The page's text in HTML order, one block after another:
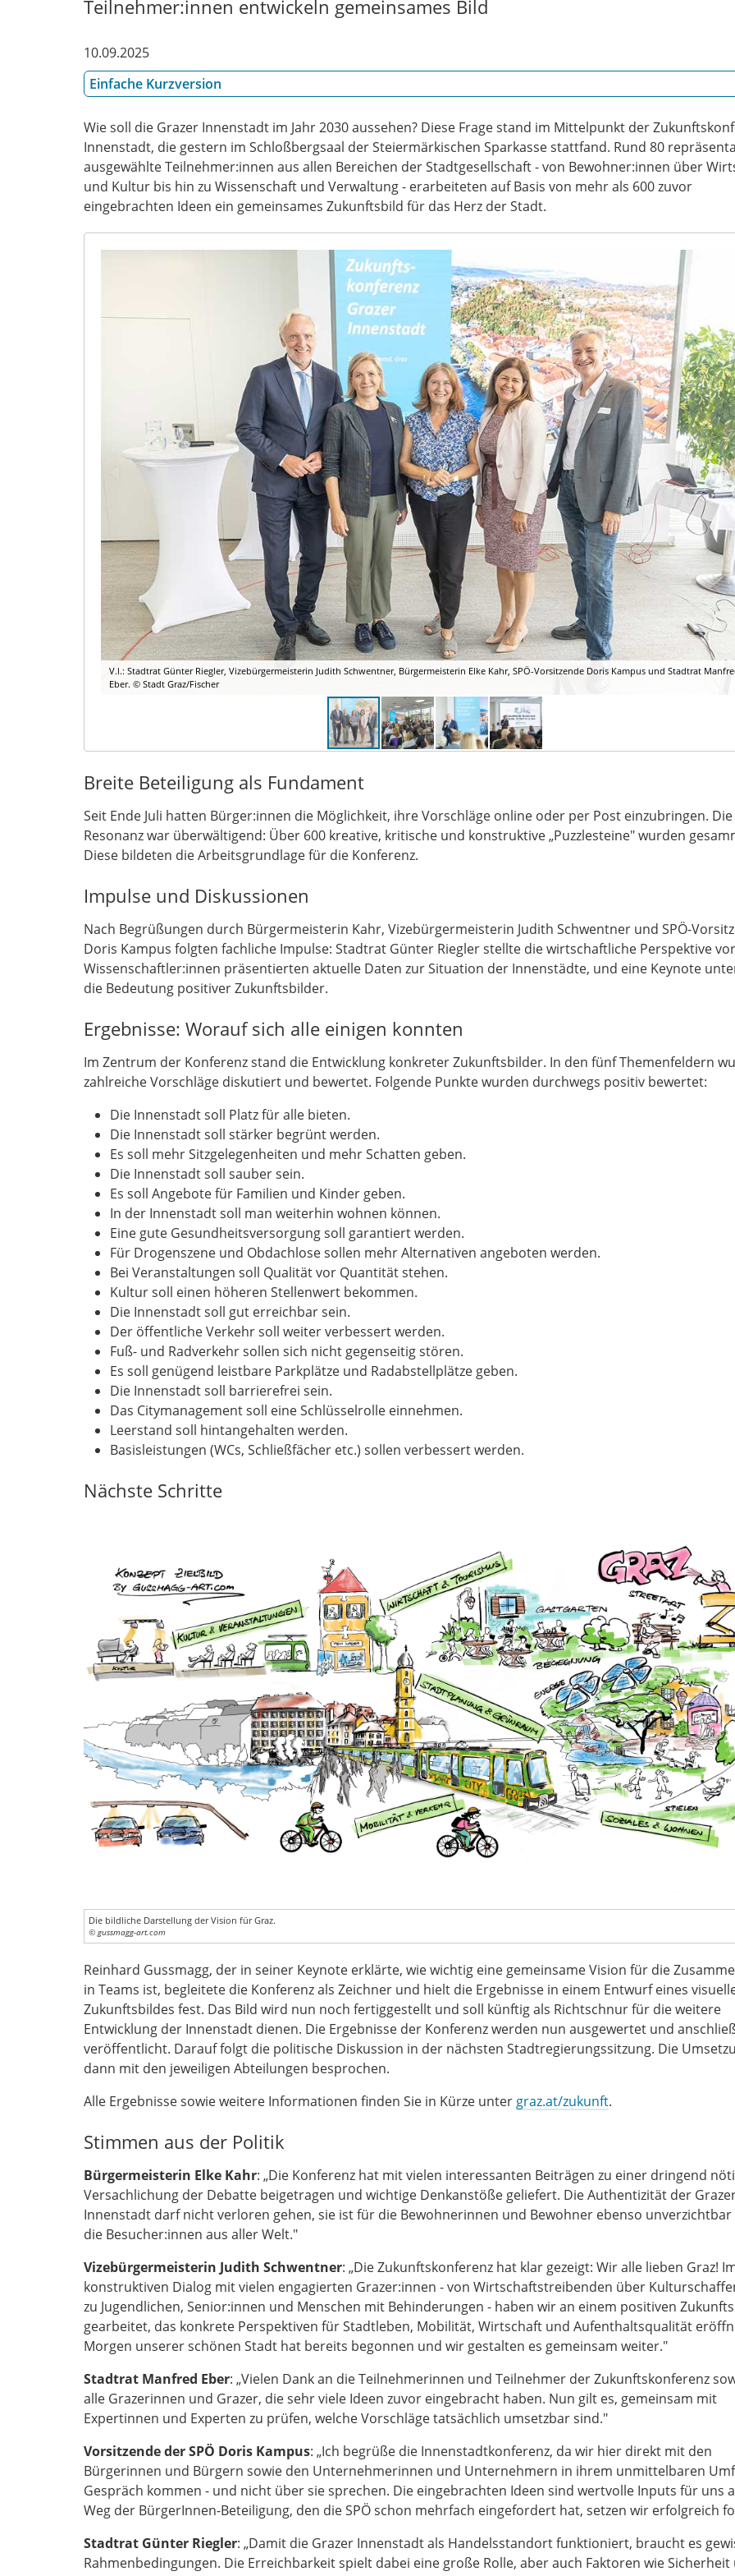
Teilnehmer:innen entwickeln gemeinsames Bild
10.09.2025
Einfache Kurzversion
Wie soll die Grazer Innenstadt im Jahr 2030 aussehen? Diese Frage stand im Mittelpunkt der
Innenstadt, die gestern im Schloßbergsaal der Steiermärkischen Sparkasse stattfand. Rund 80
ausgewählte Teilnehmer:innen aus allen Bereichen der Stadtgesellschaft - von Bewohner:innen über
und Kultur bis hin zu Wissenschaft und Verwaltung - erarbeiteten auf Basis von mehr als 600 zuvor
eingebrachten Ideen ein gemeinsames Zukunftsbild für das Herz der Stadt.
V.l.: Stadtrat Günter Riegler, Vizebürgermeisterin Judith Schwentner, Bürgermeisterin Elke Kahr, SPÖ-Vorsitzende Doris Kampus und Stadtrat
Eber. © Stadt Graz/Fischer
Breite Beteiligung als Fundament
Seit Ende Juli hatten Bürger:innen die Möglichkeit, ihre Vorschläge online oder per Post einzubringen. Die
Resonanz war überwältigend: Über 600 kreative, kritische und konstruktive „Puzzlesteine" wurden
Diese bildeten die Arbeitsgrundlage für die Konferenz.
Impulse und Diskussionen
Nach Begrüßungen durch Bürgermeisterin Kahr, Vizebürgermeisterin Judith Schwentner und SPÖ-
Doris Kampus folgten fachliche Impulse: Stadtrat Günter Riegler stellte die wirtschaftliche Perspektive
Wissenschaftler:innen präsentierten aktuelle Daten zur Situation der Innenstädte, und eine Keynote
die Bedeutung positiver Zukunftsbilder.
Ergebnisse: Worauf sich alle einigen konnten
Im Zentrum der Konferenz stand die Entwicklung konkreter Zukunftsbilder. In den fünf Themenfeldern
zahlreiche Vorschläge diskutiert und bewertet. Folgende Punkte wurden durchwegs positiv bewertet:
Die Innenstadt soll Platz für alle bieten.
Die Innenstadt soll stärker begrünt werden.
Es soll mehr Sitzgelegenheiten und mehr Schatten geben.
Die Innenstadt soll sauber sein.
Es soll Angebote für Familien und Kinder geben.
In der Innenstadt soll man weiterhin wohnen können.
Eine gute Gesundheitsversorgung soll garantiert werden.
Für Drogenszene und Obdachlose sollen mehr Alternativen angeboten werden.
Bei Veranstaltungen soll Qualität vor Quantität stehen.
Kultur soll einen höheren Stellenwert bekommen.
Die Innenstadt soll gut erreichbar sein.
Der öffentliche Verkehr soll weiter verbessert werden.
Fuß- und Radverkehr sollen sich nicht gegenseitig stören.
Es soll genügend leistbare Parkplätze und Radabstellplätze geben.
Die Innenstadt soll barrierefrei sein.
Das Citymanagement soll eine Schlüsselrolle einnehmen.
Leerstand soll hintangehalten werden.
Basisleistungen (WCs, Schließfächer etc.) sollen verbessert werden.
Nächste Schritte
Die bildliche Darstellung der Vision für Graz.
© gussmagg-art.com
Reinhard Gussmagg, der in seiner Keynote erklärte, wie wichtig eine gemeinsame Vision für die
in Teams ist, begleitete die Konferenz als Zeichner und hielt die Ergebnisse in einem Entwurf eines
Zukunftsbildes fest. Das Bild wird nun noch fertiggestellt und soll künftig als Richtschnur für die weitere
Entwicklung der Innenstadt dienen. Die Ergebnisse der Konferenz werden nun ausgewertet und
veröffentlicht. Darauf folgt die politische Diskussion in der nächsten Stadtregierungssitzung. Die
dann mit den jeweiligen Abteilungen besprochen.
Alle Ergebnisse sowie weitere Informationen finden Sie in Kürze unter graz.at/zukunft.
Stimmen aus der Politik
Bürgermeisterin Elke Kahr: „Die Konferenz hat mit vielen interessanten Beiträgen zu einer dringend
Versachlichung der Debatte beigetragen und wichtige Denkanstöße geliefert. Die Authentizität der
Innenstadt darf nicht verloren gehen, sie ist für die Bewohnerinnen und Bewohner ebenso
die Besucher:innen aus aller Welt."
Vizebürgermeisterin Judith Schwentner: „Die Zukunftskonferenz hat klar gezeigt: Wir alle lieben Graz!
konstruktiven Dialog mit vielen engagierten Grazer:innen - von Wirtschaftstreibenden über
zu Jugendlichen, Senior:innen und Menschen mit Behinderungen - haben wir an einem positiven
gearbeitet, das konkrete Perspektiven für Stadtleben, Mobilität, Wirtschaft und Aufenthaltsqualität
Morgen unserer schönen Stadt hat bereits begonnen und wir gestalten es gemeinsam weiter."
Stadtrat Manfred Eber: „Vielen Dank an die Teilnehmerinnen und Teilnehmer der Zukunftskonferenz
alle Grazerinnen und Grazer, die sehr viele Ideen zuvor eingebracht haben. Nun gilt es, gemeinsam mit
Expertinnen und Experten zu prüfen, welche Vorschläge tatsächlich umsetzbar sind."
Vorsitzende der SPÖ Doris Kampus: „Ich begrüße die Innenstadtkonferenz, da wir hier direkt mit den
Bürgerinnen und Bürgern sowie den Unternehmerinnen und Unternehmern in ihrem unmittelbaren
Gespräch kommen - und nicht über sie sprechen. Die eingebrachten Ideen sind wertvolle Inputs für uns
Weg der BürgerInnen-Beteiligung, den die SPÖ schon mehrfach eingefordert hat, setzen wir erfolgreich
Stadtrat Günter Riegler: „Damit die Grazer Innenstadt als Handelsstandort funktioniert, braucht es
Rahmenbedingungen. Die Erreichbarkeit spielt dabei eine große Rolle, aber auch Faktoren wie Sicherheit